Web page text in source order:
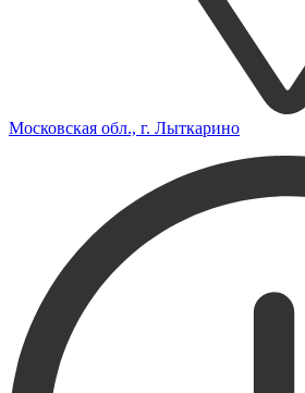
Московская обл., г. Лыткарино